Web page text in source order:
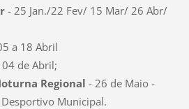
- 25 Jan./22 Fev/ 15 Mar/ 26 Abr/
a 18 Abril
04 de Abril;
Regional - 26 de Maio -
Municipal.